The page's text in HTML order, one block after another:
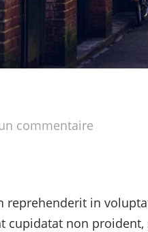
commentaire
reprehenderit in
cupidatat non